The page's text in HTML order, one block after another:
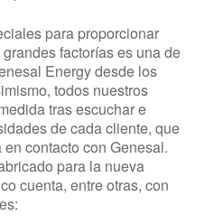
para proporcionar
factorías es una de
Energy desde los
todos nuestros
tras escuchar e
de cada cliente, que
contacto con Genesal.
para la nueva
cuenta, entre otras, con